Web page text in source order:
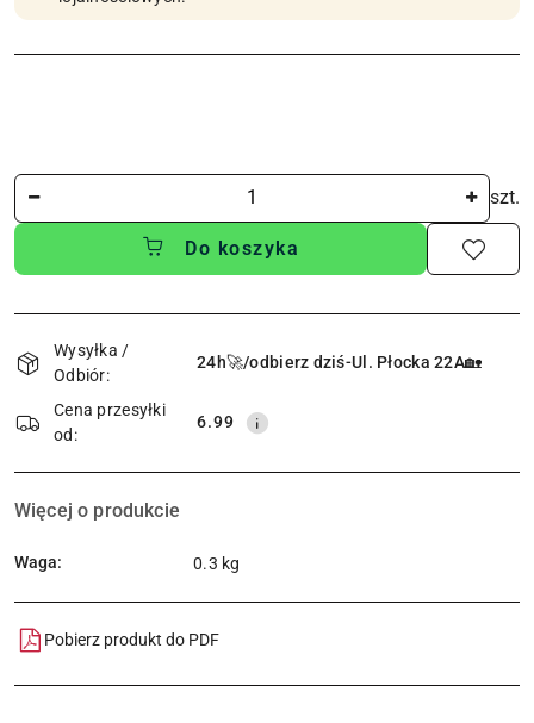
szt.
Do koszyka
Dostępność
i
dostawa
Wysyłka /
Odbiór:
24h🚀/odbierz dziś-Ul. Płocka 22A🏡
Cena przesyłki
od:
6.99
Więcej o produkcie
Waga: 0.3 kg
Pobierz produkt do PDF